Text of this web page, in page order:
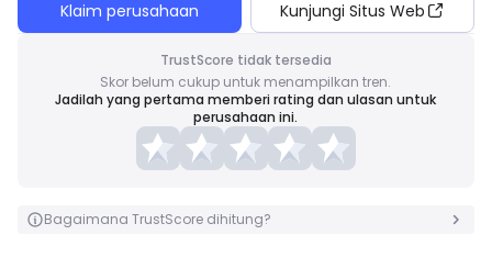
Klaim perusahaan Kunjungi Situs Web
TrustScore tidak tersedia
Skor belum cukup untuk menampilkan tren.
Jadilah yang pertama memberi rating dan ulasan untuk
perusahaan ini.
Bagaimana TrustScore dihitung?